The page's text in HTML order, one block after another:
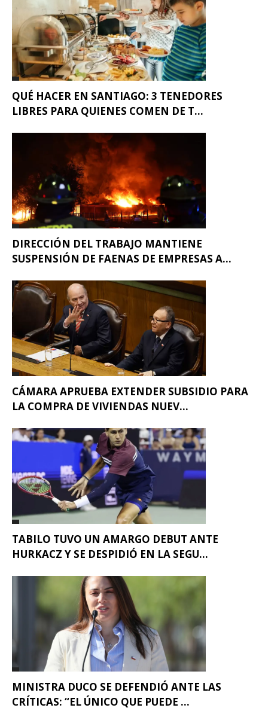
QUÉ HACER EN SANTIAGO: 3 TENEDORES
LIBRES PARA QUIENES COMEN DE T...
DIRECCIÓN DEL TRABAJO MANTIENE
SUSPENSIÓN DE FAENAS DE EMPRESAS A...
CÁMARA APRUEBA EXTENDER SUBSIDIO PARA
LA COMPRA DE VIVIENDAS NUEV...
TABILO TUVO UN AMARGO DEBUT ANTE
HURKACZ Y SE DESPIDIÓ EN LA SEGU...
MINISTRA DUCO SE DEFENDIÓ ANTE LAS
CRÍTICAS: “EL ÚNICO QUE PUEDE ...